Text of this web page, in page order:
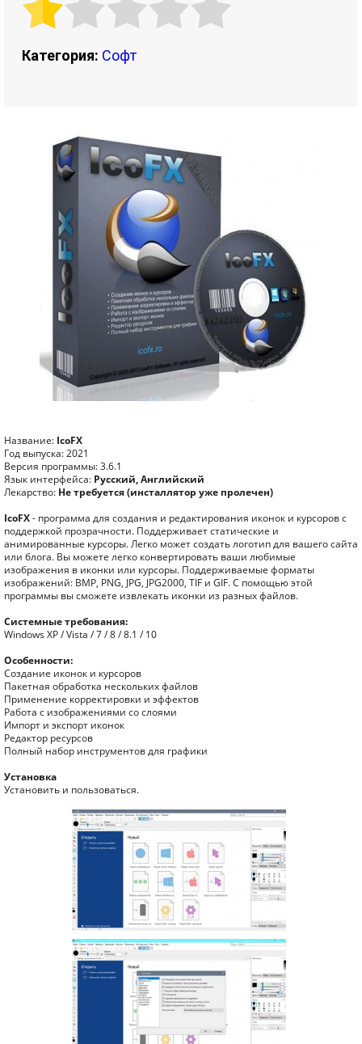
Категория: Софт
Название: IcoFX
Год выпуска: 2021
Версия программы: 3.6.1
Язык интерфейса: Русский, Английский
Лекарство: Не требуется (инсталлятор уже пролечен)
IcoFX- программа для создания и редактирования иконок и курсоров с
поддержкой прозрачности. Поддерживает статические и
анимированные курсоры. Легко может создать логотип для вашего сайта
или блога. Вы можете легко конвертировать ваши любимые
изображения в иконки или курсоры. Поддерживаемые форматы
изображений: BMP, PNG, JPG, JPG2000, TIF и GIF. С помощью этой
программы вы сможете извлекать иконки из разных файлов.
Системные требования:
Windows XP / Vista / 7 / 8 / 8.1 / 10
Особенности:
Создание иконок и курсоров
Пакетная обработка нескольких файлов
Применение корректировки и эффектов
Работа с изображениями со слоями
Импорт и экспорт иконок
Редактор ресурсов
Полный набор инструментов для графики
Установка
Установить и пользоваться.